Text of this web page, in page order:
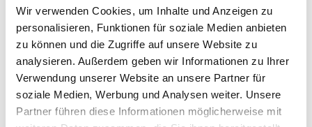
Wir verwenden Cookies, um Inhalte und Anzeigen zu
personalisieren, Funktionen für soziale Medien anbieten
zu können und die Zugriffe auf unsere Website zu
analysieren. Außerdem geben wir Informationen zu Ihrer
Verwendung unserer Website an unsere Partner für
soziale Medien, Werbung und Analysen weiter. Unsere
Partner führen diese Informationen möglicherweise mit
€ 2,60
€ 13,00
Lachs Mid-Loin ½, "Pre-Rigor",
Sashimiqualität, FROYA, Norwegen, 300